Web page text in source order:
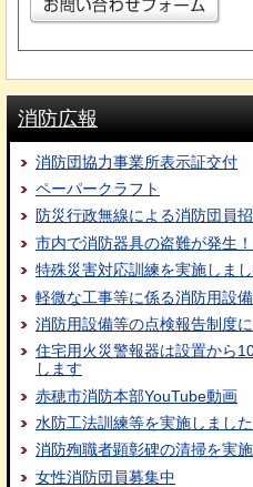
消防広報
消防団協力事業所表示証交付
ペーパークラフト
防災行政無線による消防団員
市内で消防器具の盗難が発生！
特殊災害対応訓練を実施しま
軽微な工事等に係る消防用設
消防用設備等の点検報告制度
住宅用火災警報器は設置から
します
赤穂市消防本部YouTube動画
水防工法訓練等を実施しました
消防殉職者顕彰碑の清掃を実
女性消防団員募集中